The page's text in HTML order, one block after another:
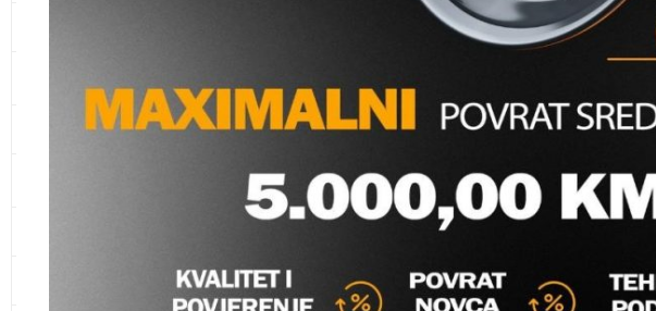
SPOJNI ELEMENTI
CIJEVI ZA ZAŠTITU KABLOVA
SOUDAL T-REX PROZIRNI 310 gr
Ostalo - Materijal, Silikoni